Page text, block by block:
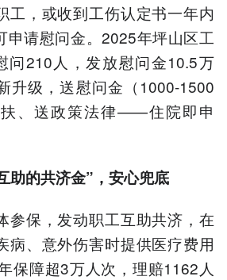
工，或收到工伤认定书一年内
申请慰问金。2025年坪山区工
问210人，发放慰问金10.5万
升级，送慰问金（1000-1500
、送政策法律——住院即申
助的共济金”，安心兜底
参保，发动职工互助共济，在
病、意外伤害时提供医疗费用
保障超3万人次，理赔1162人